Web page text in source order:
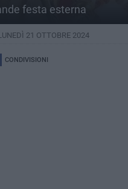
festa esterna
21 OTTOBRE 2024
CONDIVISIONI